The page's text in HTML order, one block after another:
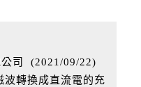
司 (2021/09/22)
轉換成直流電的充